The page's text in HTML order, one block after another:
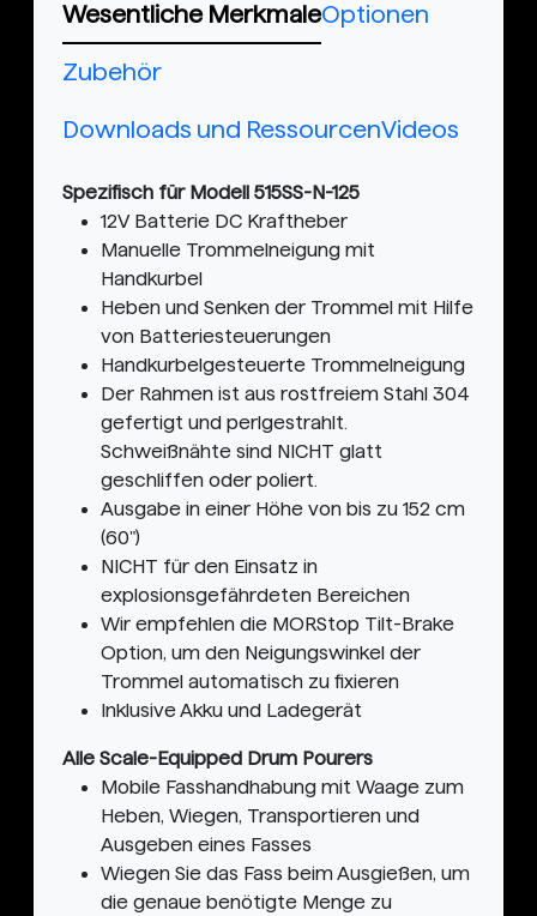
Wesentliche MerkmaleOptionen
Zubehör
Downloads und RessourcenVideos
Spezifisch für Modell 515SS-N-125
12V Batterie DC Kraftheber
Manuelle Trommelneigung mit
Handkurbel
Heben und Senken der Trommel mit Hilfe
von Batteriesteuerungen
Handkurbelgesteuerte Trommelneigung
Der Rahmen ist aus rostfreiem Stahl 304
gefertigt und perlgestrahlt.
Schweißnähte sind NICHT glatt
geschliffen oder poliert.
Ausgabe in einer Höhe von bis zu 152 cm
(60")
NICHT für den Einsatz in
explosionsgefährdeten Bereichen
Wir empfehlen die MORStop Tilt-Brake
Option, um den Neigungswinkel der
Trommel automatisch zu fixieren
Inklusive Akku und Ladegerät
Alle Scale-Equipped Drum Pourers
Mobile Fasshandhabung mit Waage zum
Heben, Wiegen, Transportieren und
Ausgeben eines Fasses
Wiegen Sie das Fass beim Ausgießen, um
die genaue benötigte Menge zu